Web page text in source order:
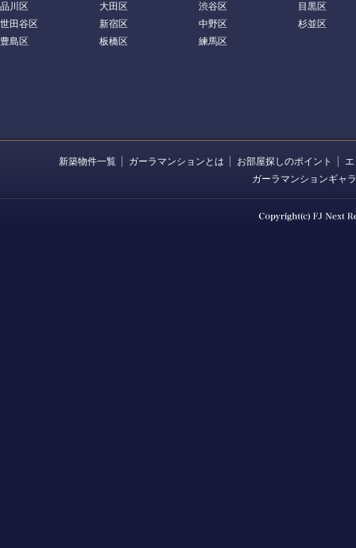
品川区
大田区 渋谷区
目黒区
世田谷区
新宿区 中野区
杉並区
豊島区
板橋区 練馬区
新築物件一覧 ガーラマンションとは お部屋探しのポイント
ガーラマンションギャ